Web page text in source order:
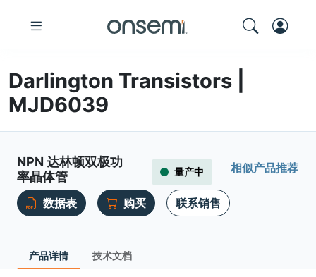
Darlington Transistors |
MJD6039
NPN 达林顿双极功
率晶体管
量产中 相似产品推荐
数据表 购买 联系销售
产品详情 技术文档